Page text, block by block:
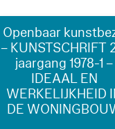
Openbaar
– KUNSTSCHRIFT
jaargang 1978-1 –
IDEAAL EN
WERKELIJKHEID
DE